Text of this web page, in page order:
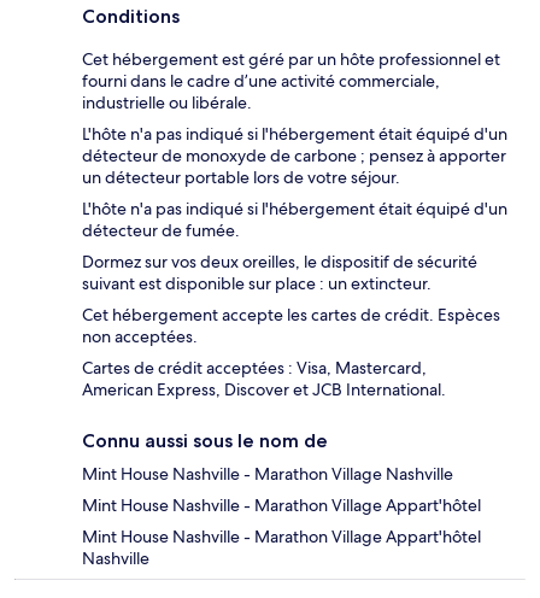
Conditions
Cet hébergement est géré par un hôte professionnel et
fourni dans le cadre d’une activité commerciale,
industrielle ou libérale.
L'hôte n'a pas indiqué si l'hébergement était équipé d'un
détecteur de monoxyde de carbone ; pensez à apporter
un détecteur portable lors de votre séjour.
L'hôte n'a pas indiqué si l'hébergement était équipé d'un
détecteur de fumée.
Dormez sur vos deux oreilles, le dispositif de sécurité
suivant est disponible sur place : un extincteur.
Cet hébergement accepte les cartes de crédit. Espèces
non acceptées.
Cartes de crédit acceptées : Visa, Mastercard,
American Express, Discover et JCB International.
Connu aussi sous le nom de
Mint House Nashville - Marathon Village Nashville
Mint House Nashville - Marathon Village Appart'hôtel
Mint House Nashville - Marathon Village Appart'hôtel
Nashville